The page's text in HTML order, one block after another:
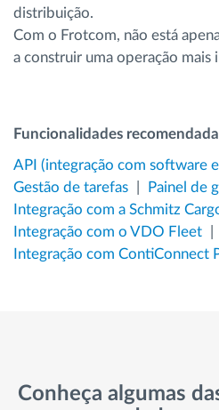
distribuição.
Com o Frotcom, não está
a construir uma operação mais
Funcionalidades
API (integração com software
Gestão de tarefas
Painel de
Integração com a Schmitz
Integração com o VDO Fleet
Integração com ContiConnect
Conheça algumas